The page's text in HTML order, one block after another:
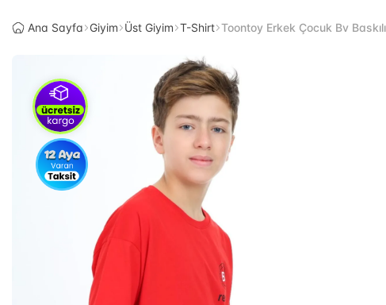
Ana Sayfa Giyim Üst Giyim T-Shirt Toontoy Erkek Çocuk Bv